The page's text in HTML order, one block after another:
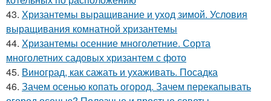
43. Хризантемы выращивание и уход зимой. Условия
выращивания комнатной хризантемы
44. Хризантемы осенние многолетние. Сорта
многолетних садовых хризантем с фото
45. Виноград, как сажать и ухаживать. Посадка
46. Зачем осенью копать огород. Зачем перекапывать